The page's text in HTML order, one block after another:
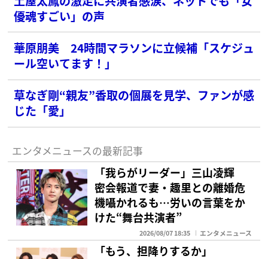
優魂すごい」の声
華原朋美 24時間マラソンに立候補「スケジュ
ール空いてます！」
草なぎ剛“親友”香取の個展を見学、ファンが感
じた「愛」
エンタメニュースの最新記事
「我らがリーダー」三山凌輝
密会報道で妻・趣里との離婚危
機囁かれるも…労いの言葉をか
けた“舞台共演者”
2026/08/07 18:35 エンタメニュース
「もう、担降りするか」